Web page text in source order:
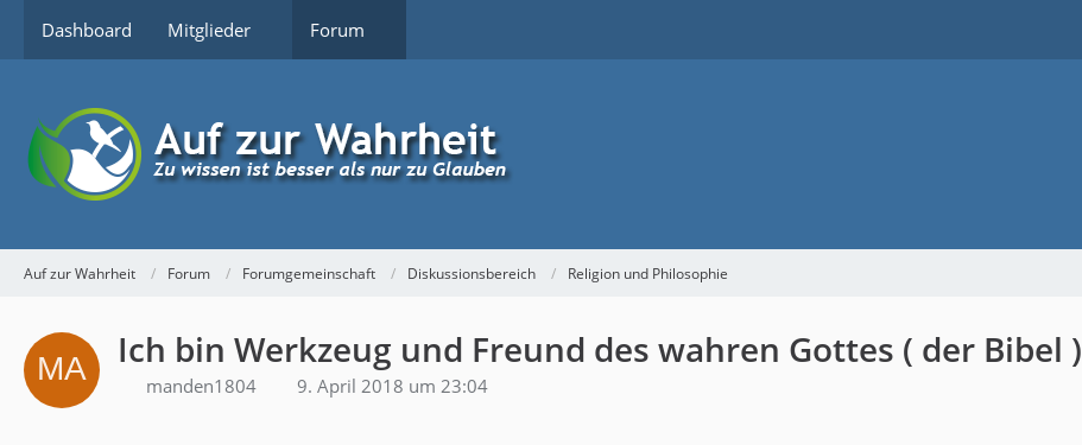
Dashboard Mitglieder Forum
Auf zur Wahrheit Forum Forumgemeinschaft Diskussionsbereich Religion und Philosophie
Ich bin Werkzeug und Freund des wahren Gottes ( der Bibel )
manden1804 9. April 2018 um 23:04